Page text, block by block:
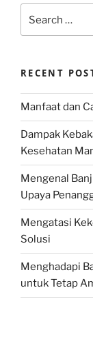
for:
RECENT
Manfaat dan
Dampak
Kesehatan
Mengenal
Upaya
Mengatasi
Solusi
Menghadapi
untuk Tetap